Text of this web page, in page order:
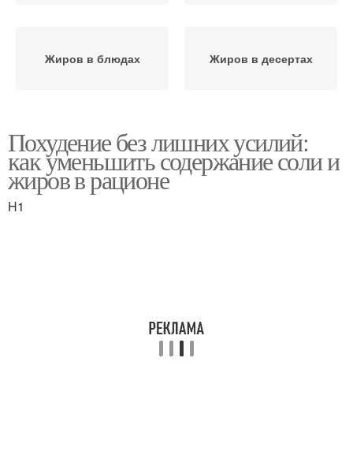
Жиров в блюдах Жиров в десертах
Похудение без лишних усилий:
как уменьшить содержание соли и
жиров в рационе
H1